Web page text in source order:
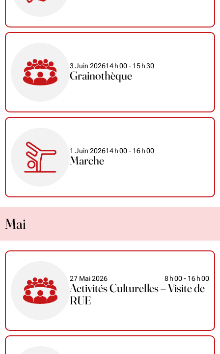
3 Juin 202614h00- 15h30
Grainothèque
1 Juin 202614h00- 16h00
Marche
Mai
27 Mai 2026 8h00- 16h00
Activités Culturelles – Visite de
RUE